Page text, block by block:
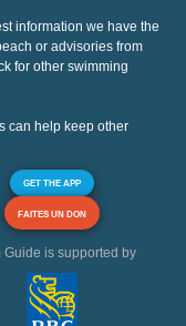
information we have the
or advisories from
for other swimming
can help keep other
GET THE APP
FAITES UN DON
Guide is supported by